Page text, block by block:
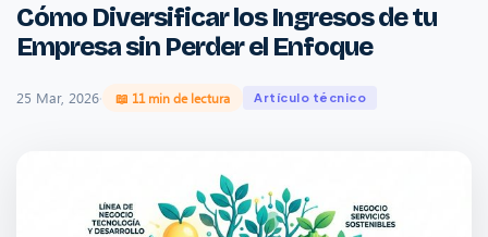
Cómo Diversificar los Ingresos de tu
Empresa sin Perder el Enfoque
25 Mar, 2026· 📖 11 min de lectura Artículo técnico